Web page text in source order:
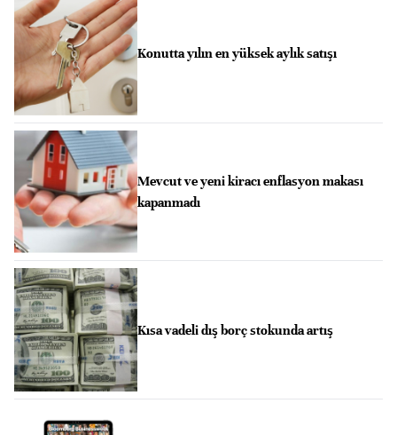
Konutta yılın en yüksek aylık satışı
Mevcut ve yeni kiracı enflasyon makası
kapanmadı
Kısa vadeli dış borç stokunda artış